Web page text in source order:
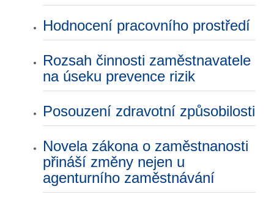
Hodnocení pracovního prostředí
Rozsah činnosti zaměstnavatele
na úseku prevence rizik
Posouzení zdravotní způsobilosti
Novela zákona o zaměstnanosti
přináší změny nejen u
agenturního zaměstnávání